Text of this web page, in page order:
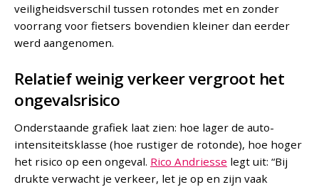
veiligheidsverschil tussen rotondes met en zonder
voorrang voor fietsers bovendien kleiner dan eerder
werd aangenomen.
Relatief weinig verkeer vergroot het
ongevalsrisico
Onderstaande grafiek laat zien: hoe lager de auto-
intensiteitsklasse (hoe rustiger de rotonde), hoe hoger
het risico op een ongeval. Rico Andriesse legt uit: “Bij
drukte verwacht je verkeer, let je op en zijn vaak